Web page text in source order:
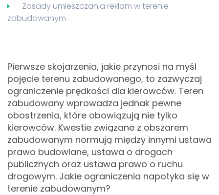
Zasady umieszczania reklam w terenie
zabudowanym
Pierwsze skojarzenia, jakie przynosi na myśl
pojęcie terenu zabudowanego, to zazwyczaj
ograniczenie prędkości dla kierowców. Teren
zabudowany wprowadza jednak pewne
obostrzenia, które obowiązują nie tylko
kierowców. Kwestie związane z obszarem
zabudowanym normują między innymi ustawa
prawo budowlane, ustawa o drogach
publicznych oraz ustawa prawo o ruchu
drogowym. Jakie ograniczenia napotyka się w
terenie zabudowanym?